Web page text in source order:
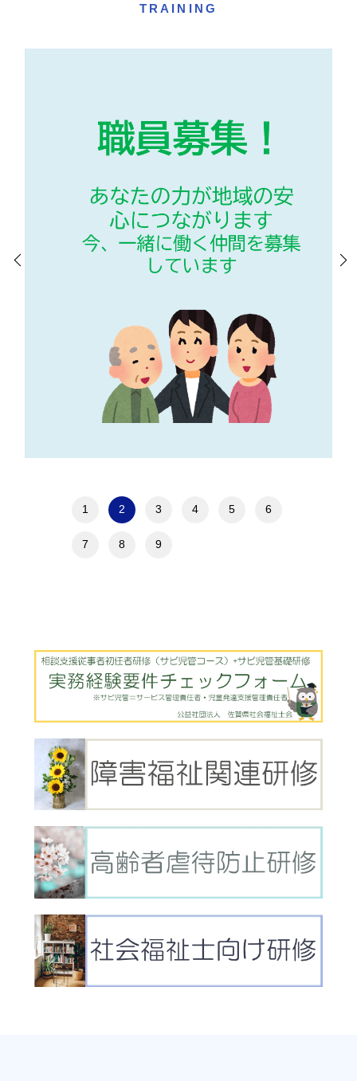
TRAINING
Previo
us
Next
1 2 3 4 5 6
7 8 9